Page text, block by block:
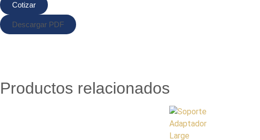
Cotizar
Descargar PDF
Productos relacionados